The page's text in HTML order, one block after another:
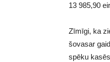
13 985,90
Zīmīgi, ka
šovasar
spēku